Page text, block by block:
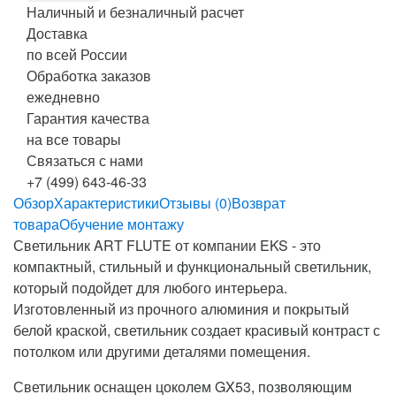
Наличный и безналичный расчет
Доставка
по всей России
Обработка заказов
ежедневно
Гарантия качества
на все товары
Связаться с нами
+7 (499) 643-46-33
ОбзорХарактеристикиОтзывы (0)Возврат
товараОбучение монтажу
Светильник ART FLUTE от компании EKS - это
компактный, стильный и функциональный светильник,
который подойдет для любого интерьера.
Изготовленный из прочного алюминия и покрытый
белой краской, светильник создает красивый контраст с
потолком или другими деталями помещения.
Светильник оснащен цоколем GX53, позволяющим